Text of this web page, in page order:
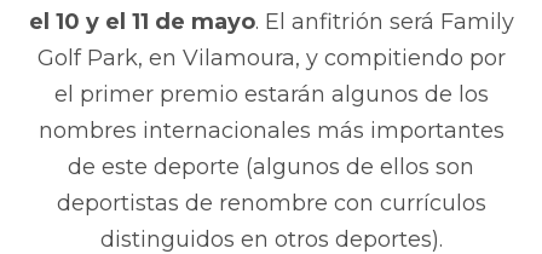
el 10 y el 11 de mayo. El anfitrión será Family
Golf Park, en Vilamoura, y compitiendo por
el primer premio estarán algunos de los
nombres internacionales más importantes
de este deporte (algunos de ellos son
deportistas de renombre con currículos
distinguidos en otros deportes).